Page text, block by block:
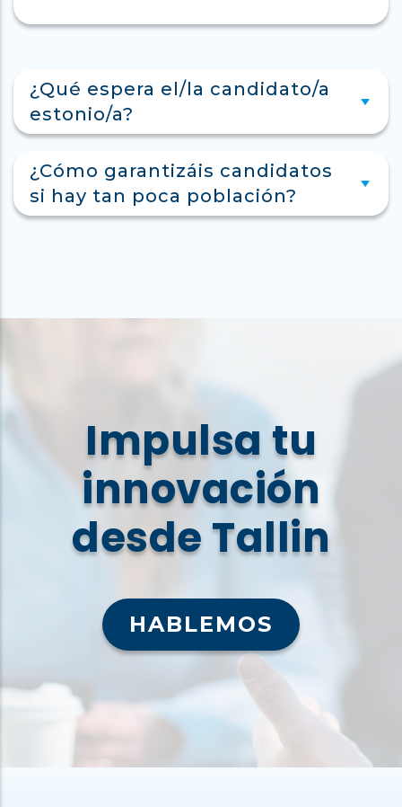
¿Qué espera el/la candidato/a
estonio/a?
¿Cómo garantizáis candidatos
si hay tan poca población?
Impulsa tu
innovación
desde Tallin
HABLEMOS